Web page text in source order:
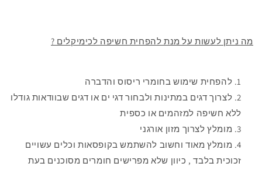
מה ניתן לעשות על מנת להפחית חשיפה לכימיקלים ?
להפחית שימוש בחומרי ריסוס והדברה
לצרוך דגים במתינות ולבחור דגי ים או דגים שבוודאות גודלו
ללא חשיפה למזהמים או כספית
מומלץ לצרוך מזון אורגני
מומלץ מאוד וחשוב להשתמש בקופסאות וכלים עשויים
זכוכית בלבד , כיוון שלא מפרישים חומרים מסוכנים בעת